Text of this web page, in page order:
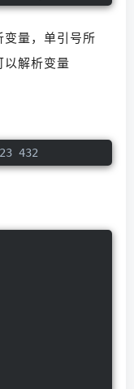
变量，单引号所
以解析变量
432